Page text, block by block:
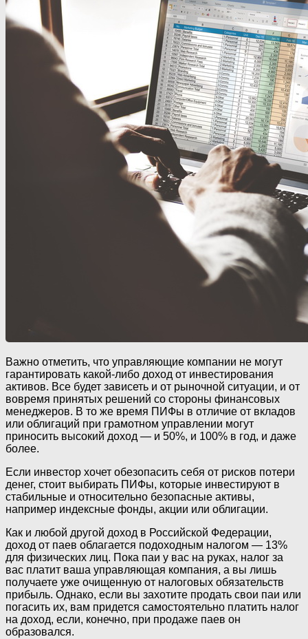
Важно отметить, что управляющие компании не могут
гарантировать какой-либо доход от инвестирования
активов. Все будет зависеть и от рыночной ситуации, и от
вовремя принятых решений со стороны финансовых
менеджеров. В то же время ПИФы в отличие от вкладов
или облигаций при грамотном управлении могут
приносить высокий доход — и 50%, и 100% в год, и даже
более.
Если инвестор хочет обезопасить себя от рисков потери
денег, стоит выбирать ПИФы, которые инвестируют в
стабильные и относительно безопасные активы,
например индексные фонды, акции или облигации.
Как и любой другой доход в Российской Федерации,
доход от паев облагается подоходным налогом — 13%
для физических лиц. Пока паи у вас на руках, налог за
вас платит ваша управляющая компания, а вы лишь
получаете уже очищенную от налоговых обязательств
прибыль. Однако, если вы захотите продать свои паи или
погасить их, вам придется самостоятельно платить налог
на доход, если, конечно, при продаже паев он
образовался.